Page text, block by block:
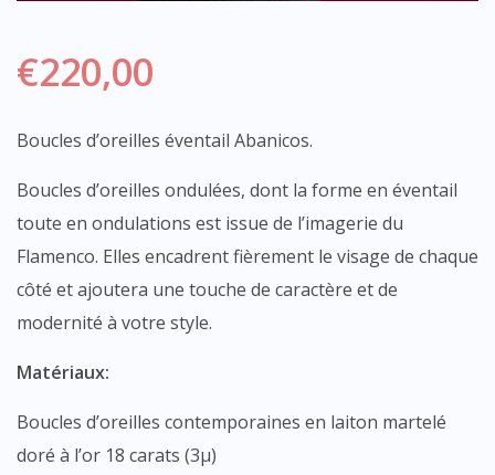
€220,00
Boucles d’oreilles éventail Abanicos.
Boucles d’oreilles ondulées, dont la forme en éventail
toute en ondulations est issue de l’imagerie du
Flamenco. Elles encadrent fièrement le visage de chaque
côté et ajoutera une touche de caractère et de
modernité à votre style.
Matériaux:
Boucles d’oreilles contemporaines en laiton martelé
doré à l’or 18 carats (3µ)